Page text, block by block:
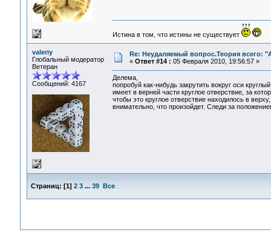
Истина в том, что истины не существует
valeriy
Глобальный модератор
Ветеран
Сообщений: 4167
Re: Неудаляемый вопрос.Теория всего:
« Ответ #14 : 05 Февраля 2010, 19:56:57 »
Делема,
попробуй как-нибудь закрутить вокруг оси
имеет в верней части круглое отверствие, за
чтобы это круглое отверствие находилось в
внимательно, что произойдет. Следи за
Страниц: [1] 2 3 ... 39 Все